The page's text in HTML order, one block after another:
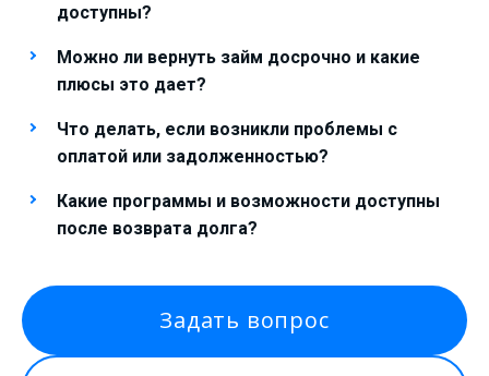
доступны?
Можно ли вернуть займ досрочно и какие
плюсы это дает?
Что делать, если возникли проблемы с
оплатой или задолженностью?
Какие программы и возможности доступны
после возврата долга?
Задать вопрос